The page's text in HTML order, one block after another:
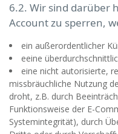
6.2. Wir sind darüber
Account zu sperren,
ein außerordentlicher
eeine
eine nicht autorisierte,
missbräuchliche Nutzung
droht, z.B. durch
Funktionsweise der E-
Systemintegrität), durch